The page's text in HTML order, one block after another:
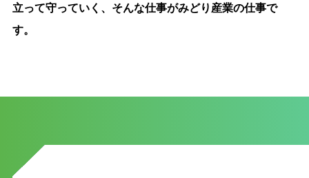
立って守っていく、そんな仕事がみどり産業の仕事で
す。